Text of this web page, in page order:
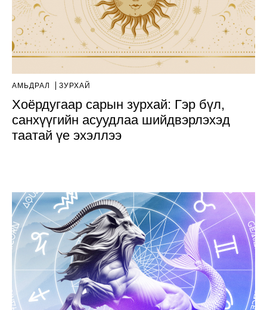
АМЬДРАЛ ЗУРХАЙ
Хоёрдугаар сарын зурхай: Гэр бүл,
санхүүгийн асуудлаа шийдвэрлэхэд
таатай үе эхэллээ